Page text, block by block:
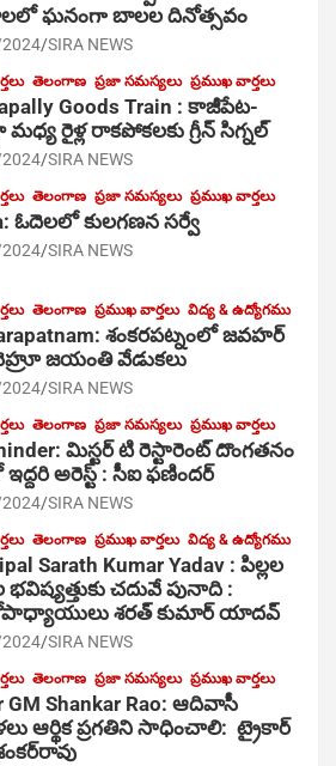
ఘనంగా బాలల దినోత్సవం
SIRA NEWS
తెలంగాణ ప్రజా సమస్యలు ప్రముఖ వార్తలు
Goods Train : కాజీపేట-
మధ్య రైళ్ల రాకపోకలకు గ్రీన్ సిగ్నల్
SIRA NEWS
తెలంగాణ ప్రజా సమస్యలు ప్రముఖ వార్తలు
ఓదెలలో కులగణన సర్వే
SIRA NEWS
తెలంగాణ ప్రముఖ వార్తలు విద్య & ఉద్యోగము
శంకరపట్నంలో జవహర్
జయంతి వేడుకలు
SIRA NEWS
తెలంగాణ ప్రజా సమస్యలు ప్రముఖ వార్తలు
మిస్టర్ టి రెస్టారెంట్ దొంగతనం
అరెస్ట్ : సీఐ ఫణిందర్
SIRA NEWS
తెలంగాణ ప్రముఖ వార్తలు విద్య & ఉద్యోగము
Sarath Kumar Yadav : పిల్లల
చదువే పునాది :
శరత్ కుమార్ యాదవ్
SIRA NEWS
తెలంగాణ ప్రజా సమస్యలు ప్రముఖ వార్తలు
GM Shankar Rao: ఆదివాసీ
ఆర్థిక ప్రగతిని సాధించాలి: ట్రైకార్